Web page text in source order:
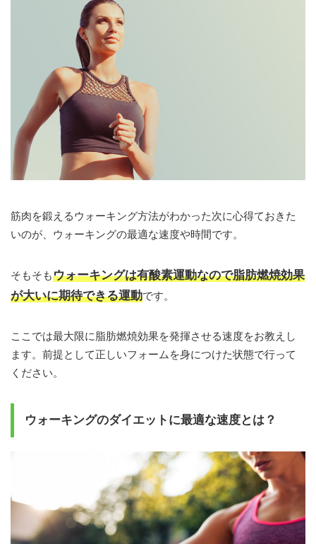
筋肉を鍛えるウォーキング方法がわかった次に心得ておきた
いのが、ウォーキングの最適な速度や時間です。
そもそもウォーキングは有酸素運動なので脂肪燃焼効果
が大いに期待できる運動です。
ここでは最大限に脂肪燃焼効果を発揮させる速度をお教えし
ます。前提として正しいフォームを身につけた状態で行って
ください。
ウォーキングのダイエットに最適な速度とは？